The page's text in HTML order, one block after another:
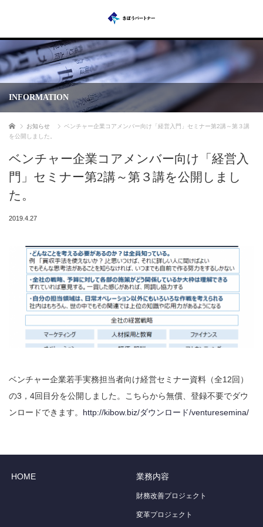
INFORMATION
ホーム お知らせ
ベンチャー企業コアメンバー向け「経営入門」セミナー第2講～第３講
を公開しました。
ベンチャー企業コアメンバー向け「経営入
門」セミナー第2講～第３講を公開しまし
た。
2019.4.27
ベンチャー企業若手実務担当者向け経営セミナー資料（全12回）
の3，4回目分を公開しました。こちらから無償、登録不要でダウ
ンロードできます。 http://kibow.biz/ダウンロード/venturesemina/
HOME 業務内容
財務改善プロジェクト
変革プロジェクト